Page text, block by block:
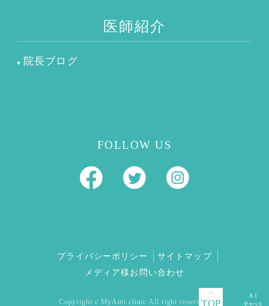
TOP
医師紹介
院長ブログ
FOLLOW US
プライバシーポリシー
サイトマップ
メディア様お問い合わせ
Copyright c MyAmi clinic All right reserved.